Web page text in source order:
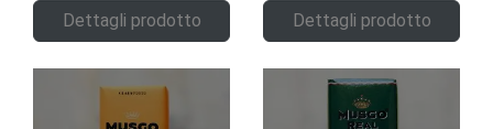
Dettagli prodotto Dettagli prodotto